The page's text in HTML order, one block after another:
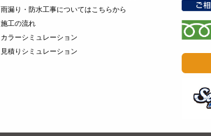
雨漏り・防水工事についてはこちらから
施工の流れ
カラーシミュレーション
見積りシミュレーション